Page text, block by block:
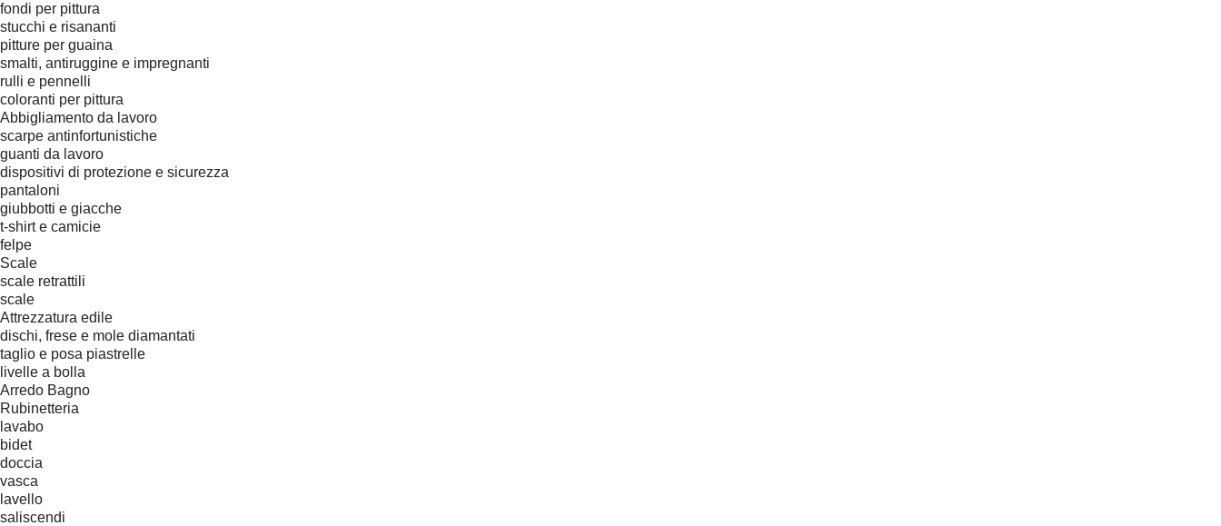
fondi per pittura
stucchi e risananti
pitture per guaina
smalti, antiruggine e impregnanti
rulli e pennelli
coloranti per pittura
Abbigliamento da lavoro
scarpe antinfortunistiche
guanti da lavoro
dispositivi di protezione e sicurezza
pantaloni
giubbotti e giacche
t-shirt e camicie
felpe
Scale
scale retrattili
scale
Attrezzatura edile
dischi, frese e mole diamantati
taglio e posa piastrelle
livelle a bolla
Arredo Bagno
Rubinetteria
lavabo
bidet
doccia
vasca
lavello
saliscendi